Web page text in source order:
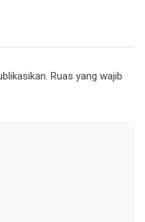
Ruas yang wajib